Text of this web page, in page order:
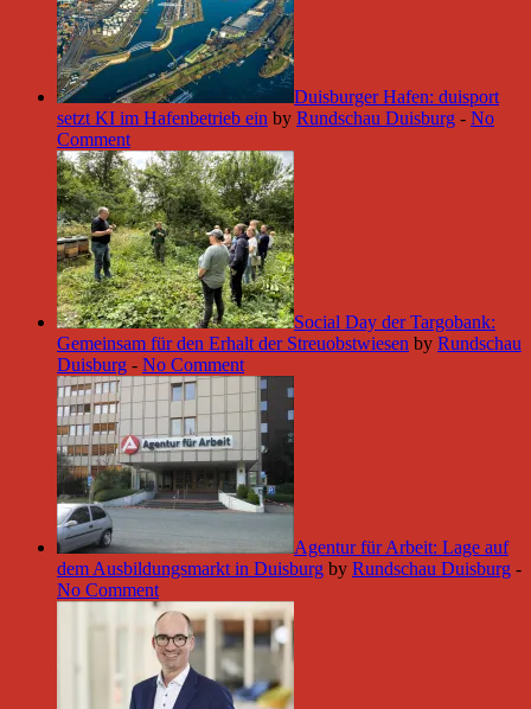
Duisburger Hafen: duisport
setzt KI im Hafenbetrieb ein by Rundschau Duisburg - No
Comment
Social Day der Targobank:
Gemeinsam für den Erhalt der Streuobstwiesen by Rundschau
Duisburg - No Comment
Agentur für Arbeit: Lage auf
dem Ausbildungsmarkt in Duisburg by Rundschau Duisburg -
No Comment